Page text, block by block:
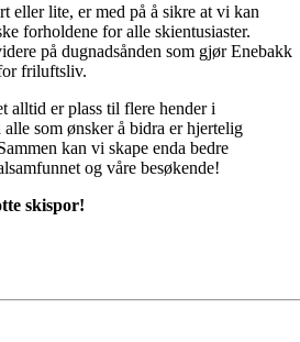
eller lite, er med på å sikre at vi kan
forholdene for alle skientusiaster.
på dugnadsånden som gjør Enebakk
friluftsliv.
alltid er plass til flere hender i
alle som ønsker å bidra er hjertelig
kan vi skape enda bedre
og våre besøkende!
skispor!